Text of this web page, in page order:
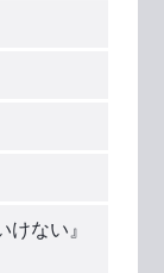
ない』